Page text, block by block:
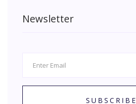
Newsletter
SUBSCRIBE